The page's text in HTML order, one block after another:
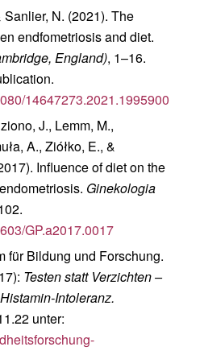
Sanlier, N. (2021). The
endfometriosis and diet.
England), 1–16.
14647273.2021.1995900
J., Lemm, M.,
A., Ziółko, E., &
Influence of diet on the
Ginekologia
GP.a2017.0017
für Bildung und Forschung.
Testen statt Verzichten –
Intoleranz.
unter: